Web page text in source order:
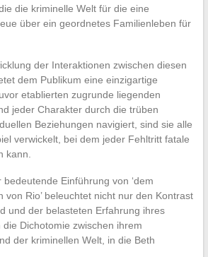
die kriminelle Welt für die eine
über ein geordnetes Familienleben für
der Interaktionen zwischen diesen
dem Publikum eine einzigartige
etablierten zugrunde liegenden
jeder Charakter durch die trüben
Beziehungen navigiert, sind sie alle
verwickelt, bei dem jeder Fehltritt fatale
kann.
Einführung von ‘dem
von Rio’ beleuchtet nicht nur den Kontrast
und der belasteten Erfahrung ihres
Dichotomie zwischen ihrem
der kriminellen Welt, in die Beth